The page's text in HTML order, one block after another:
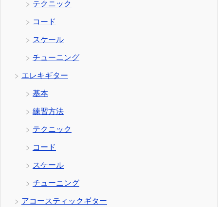
テクニック
コード
スケール
チューニング
エレキギター
基本
練習方法
テクニック
コード
スケール
チューニング
アコースティックギター